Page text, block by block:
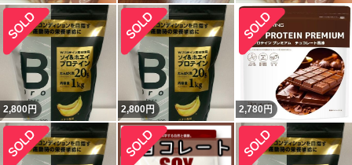
2,800円 2,800円 2,780 円